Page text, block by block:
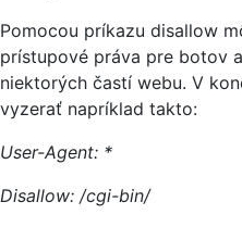
Pomocou príkazu disallow
prístupové práva pre botov
niektorých častí webu. V
vyzerať napríklad takto:
User-Agent: *
Disallow: /cgi-bin/